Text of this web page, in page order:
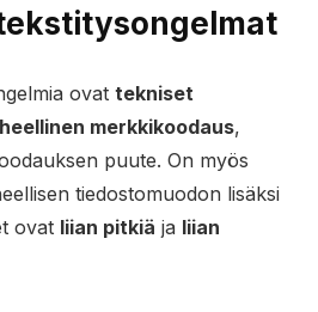
ovat tekniset
merkkikoodaus,
puute. On myös
tiedostomuodon lisäksi
ovat liian pitkiä ja liian